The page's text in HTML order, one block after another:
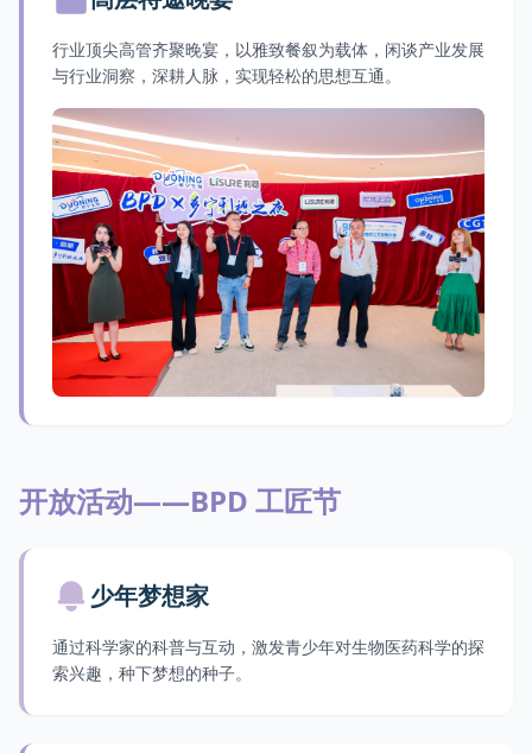
行业顶尖高管齐聚晚宴，以雅致餐叙为载体，闲谈产业发展
与行业洞察，深耕人脉，实现轻松的思想互通。
开放活动——BPD 工匠节
少年梦想家
通过科学家的科普与互动，激发青少年对生物医药科学的探
索兴趣，种下梦想的种子。